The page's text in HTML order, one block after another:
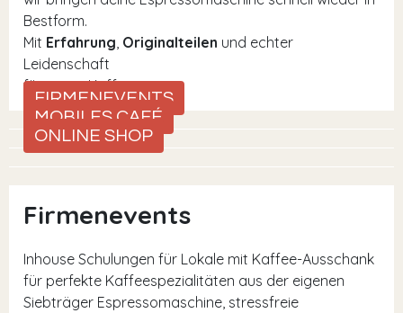
Bestform.
Mit Erfahrung, Originalteilen und echter
Leidenschaft
für guten Kaffee.
FIRMENEVENTS
MOBILES CAFÉ
ONLINE SHOP
Firmenevents
Inhouse Schulungen für Lokale mit Kaffee-Ausschank
für perfekte Kaffeespezialitäten aus der eigenen
Siebträger Espressomaschine, stressfreie